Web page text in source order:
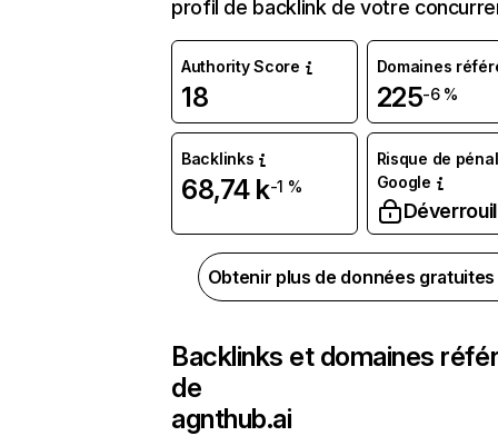
profil de backlink de votre
Authority Score
18
Domaines
225-6 %
Backlinks
68,74 k-1 %
Risque de
Google
Obtenir plus de données
Backlinks et domaines
de
agnthub.ai